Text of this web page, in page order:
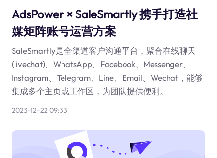
AdsPower × SaleSmartly 携手打造社
媒矩阵账号运营方案
SaleSmartly是全渠道客户沟通平台，聚合在线聊天
(livechat)、WhatsApp、Facebook、Messenger、
Instagram、Telegram、Line、Email、Wechat，能够
集成多个主页或工作区，为团队提供便利。
2023-12-22 09:33